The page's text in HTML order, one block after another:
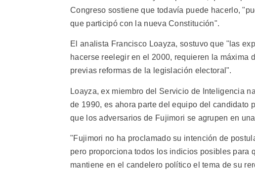
Congreso sostiene que todavía puede hacerlo,
que participó con la nueva Constitución".
El analista Francisco Loayza, sostuvo que "las
hacerse reelegir en el 2000, requieren la
previas reformas de la legislación electoral".
Loayza, ex miembro del Servicio de Inteligencia
de 1990, es ahora parte del equipo del candidato
que los adversarios de Fujimori se agrupen en
"Fujimori no ha proclamado su intención de
pero proporciona todos los indicios posibles para
mantiene en el candelero político el tema de su